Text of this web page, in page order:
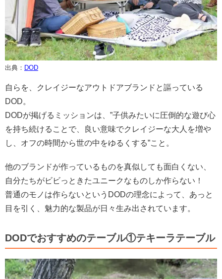
出典： DOD
自らを、クレイジーなアウトドアブランドと謳っている
DOD。
DODが掲げるミッションは、”子供みたいに圧倒的な遊び心
を持ち続けることで、良い意味でクレイジーな大人を増や
し、オフの時間から世の中をゆるくする”こと。
他のブランドが作っているものを真似しても面白くない、
自分たちがビビっときたユニークなものしか作らない！
普通のモノは作らないというDODの理念によって、あっと
目を引く、魅力的な製品が日々生み出されています。
DODでおすすめのテーブル①テキーラテーブル